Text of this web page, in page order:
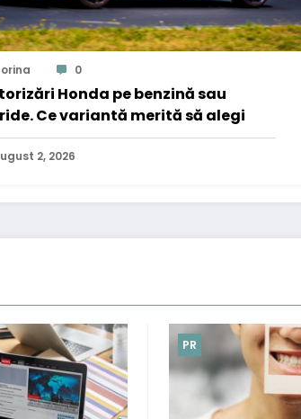
0
Honda pe benzină sau
Ce variantă merită să alegi
2, 2026
PR